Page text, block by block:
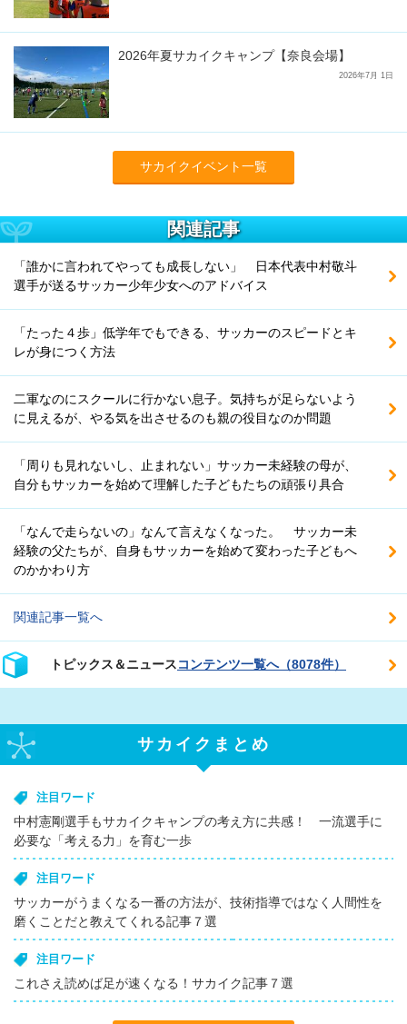
2026年夏サカイクキャンプ【奈良会場】
2026年7月 1日
サカイクイベント一覧
関連記事
「誰かに言われてやっても成長しない」 日本代表中村敬斗
選手が送るサッカー少年少女へのアドバイス
「たった４歩」低学年でもできる、サッカーのスピードとキ
レが身につく方法
二軍なのにスクールに行かない息子。気持ちが足らないよう
に見えるが、やる気を出させるのも親の役目なのか問題
「周りも見れないし、止まれない」サッカー未経験の母が、
自分もサッカーを始めて理解した子どもたちの頑張り具合
「なんで走らないの」なんて言えなくなった。 サッカー未
経験の父たちが、自身もサッカーを始めて変わった子どもへ
のかかわり方
関連記事一覧へ
トピックス＆ニュースコンテンツ一覧へ（8078件）
サカイクまとめ
注目ワード
中村憲剛選手もサカイクキャンプの考え方に共感！ 一流選手に
必要な「考える力」を育む一歩
注目ワード
サッカーがうまくなる一番の方法が、技術指導ではなく人間性を
磨くことだと教えてくれる記事７選
注目ワード
これさえ読めば足が速くなる！サカイク記事７選